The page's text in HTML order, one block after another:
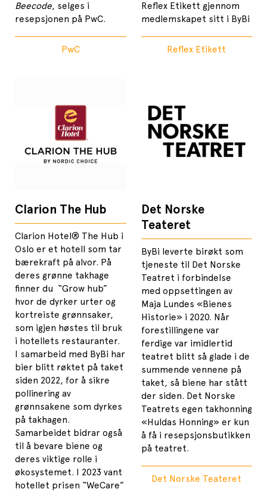
Beecode, selges i
resepsjonen på PwC.
PwC
Reflex Etikett gjennom
medlemskapet sitt i ByBi
Reflex Etikett
Clarion The Hub
Clarion Hotel® The Hub i
Oslo er et hotell som tar
bærekraft på alvor. På
deres grønne takhage
finner du “Grow hub”
hvor de dyrker urter og
kortreiste grønnsaker,
som igjen høstes til bruk
i hotellets restauranter.
I samarbeid med ByBi har
bier blitt røktet på taket
siden 2022, for å sikre
pollinering av
grønnsakene som dyrkes
på takhagen.
Samarbeidet bidrar også
til å bevare biene og
deres viktige rolle i
økosystemet. I 2023 vant
hotellet prisen “WeCare”
Det Norske
Teateret
ByBi leverte birøkt som
tjeneste til Det Norske
Teatret i forbindelse
med oppsettingen av
Maja Lundes «Bienes
Historie» i 2020. Når
forestillingene var
ferdige var imidlertid
teatret blitt så glade i de
summende vennene på
taket, så biene har stått
der siden. Det Norske
Teatrets egen takhonning
«Huldas Honning» er kun
å få i resepsjonsbutikken
på teatret.
Det Norske Teateret